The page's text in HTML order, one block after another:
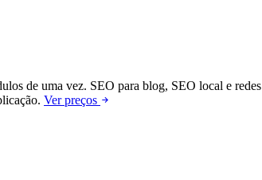
de uma vez. SEO para blog, SEO local e redes
Ver preços